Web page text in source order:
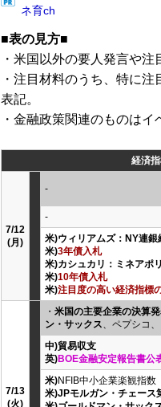
ネ育ch
■表の見方■
・米国以外の要人発言や
・注目材料のうち、特に注
表記。
・金融政策関連のものはイ
経済
7/12
(月)
-
-
米)ウィリアムズ：NY連
米)3年債入札
米)カシュカリ：ミネアポ
米)10年債入札
米)注目度の高い経済指標
7/13
(火)
・ 米国の主要企業の決算
ン・サックス、ペプシコ
中)貿易収支
英)BOE金融安定報告書公
米)NFIB中小企業楽観指数
米)JPモルガン・チェース